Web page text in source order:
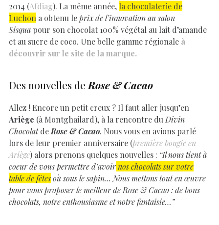
2014 (Afdiag). La même année, la chocolaterie de
Luchon a obtenu leprix de l’innovation au salon
Sisqua pour son chocolat 100% végétal au lait d’amande
et au sucre de coco. Une belle gamme régionale à
découvrir sur le site de la marque.
Des nouvelles de Rose & Cacao
Allez ! Encore un petit creux ? Il faut aller jusqu’en
Ariège (à Montghailard), à la rencontre du Divin
Chocolatde Rose & Cacao. Nous vous en avions parlé
lors de leur premier anniversaire (première bougie en
Ariège) alors prenons quelques nouvelles : “Il nous tient à
coeur de vous permettre d’avoirnos chocolats sur votre
table de fêtesoù sous le sapin… Nous mettons tout en œuvre
pour vous proposer le meilleur de Rose & Cacao : de bons
chocolats, notre enthousiasme et notre fantaisie…”